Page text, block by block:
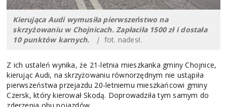
Kierująca Audi wymusiła pierwszeństwo na
skrzyżowaniu w Chojnicach. Zapłaciła 1500 zł i dostała
10 punktów karnych. | fot. nadesł.
Z ich ustaleń wynika, że 21-letnia mieszkanka gminy Chojnice,
kierując Audi, na skrzyżowaniu równorzędnym nie ustąpiła
pierwszeństwa przejazdu 20-letniemu mieszkańcowi gminy
Czersk, który kierował Skodą. Doprowadziła tym samym do